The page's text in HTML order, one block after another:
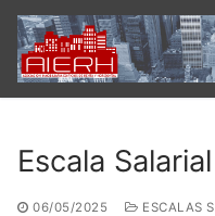
contenido
Escala
06/05/2025 ESCALAS